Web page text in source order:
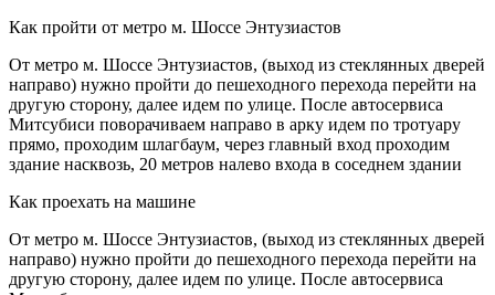
Как пройти от метро м. Шоссе Энтузиастов
От метро м. Шоссе Энтузиастов, (выход из стеклянных дверей
направо) нужно пройти до пешеходного перехода перейти на
другую сторону, далее идем по улице. После автосервиса
Митсубиси поворачиваем направо в арку идем по тротуару
прямо, проходим шлагбаум, через главный вход проходим
здание насквозь, 20 метров налево входа в соседнем здании
Как проехать на машине
От метро м. Шоссе Энтузиастов, (выход из стеклянных дверей
направо) нужно пройти до пешеходного перехода перейти на
другую сторону, далее идем по улице. После автосервиса